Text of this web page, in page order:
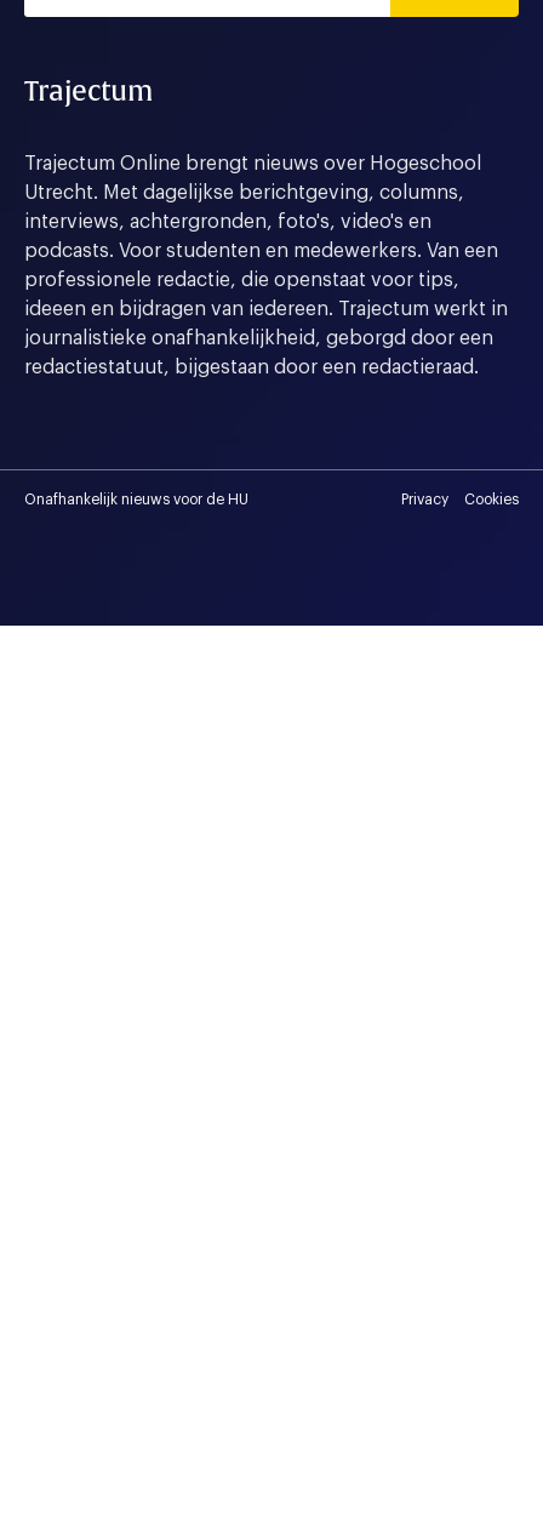
Trajectum
Trajectum Online brengt nieuws over Hogeschool
Utrecht. Met dagelijkse berichtgeving, columns,
interviews, achtergronden, foto's, video's en
podcasts. Voor studenten en medewerkers. Van een
professionele redactie, die openstaat voor tips,
ideeen en bijdragen van iedereen. Trajectum werkt in
journalistieke onafhankelijkheid, geborgd door een
redactiestatuut, bijgestaan door een redactieraad.
Onafhankelijk nieuws voor de HU Privacy Cookies